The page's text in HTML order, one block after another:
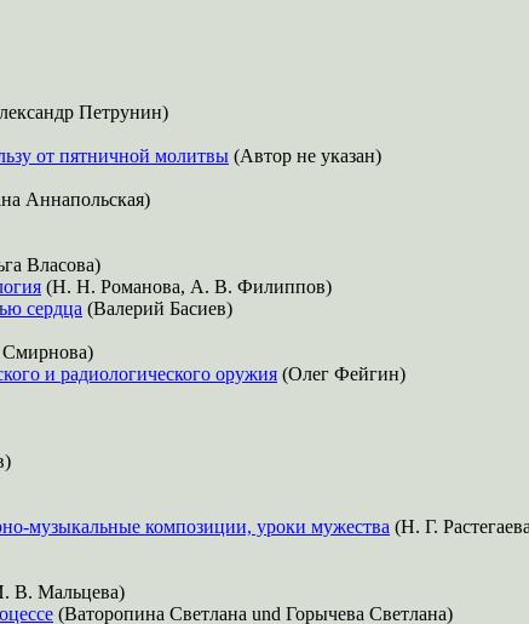
Петрунин)
от пятничной молитвы (Автор не указан)
Аннапольская)
Власова)
(Н. Н. Романова, А. В. Филиппов)
сердца (Валерий Басиев)
и радиологического оружия (Олег Фейгин)
музыкальные композиции, уроки мужества (Н. Г.
В. Мальцева)
(Ваторопина Светлана und Горычева Светлана)